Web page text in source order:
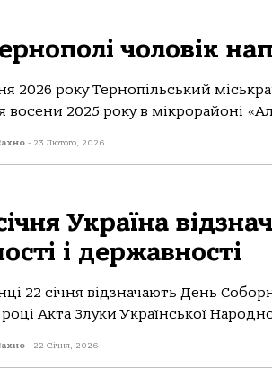
чоловік
2026 року Тернопільський
восени 2025 року в мікрорайоні
- 23 Лютого, 2026
Україна
і державності
22 січня відзначають День
році Акта Злуки Української
- 22 Січня, 2026